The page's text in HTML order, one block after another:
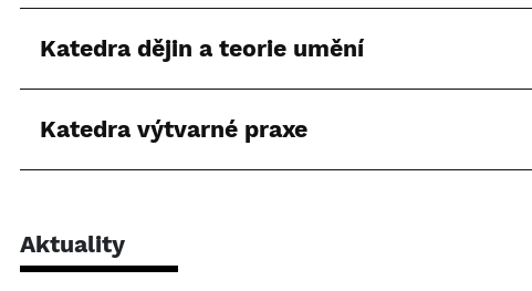
Katedra dějin a teorie umění
Katedra výtvarné praxe
Aktuality